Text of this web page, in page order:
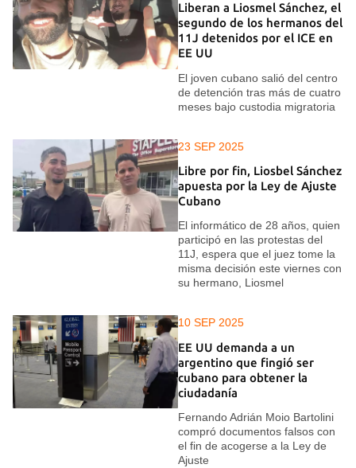
Liberan a Liosmel Sánchez, el
segundo de los hermanos del
11J detenidos por el ICE en
EE UU
El joven cubano salió del centro
de detención tras más de cuatro
meses bajo custodia migratoria
23 SEP 2025
Libre por fin, Liosbel Sánchez
apuesta por la Ley de Ajuste
Cubano
El informático de 28 años, quien
participó en las protestas del
11J, espera que el juez tome la
misma decisión este viernes con
su hermano, Liosmel
10 SEP 2025
EE UU demanda a un
argentino que fingió ser
cubano para obtener la
ciudadanía
Fernando Adrián Moio Bartolini
compró documentos falsos con
el fin de acogerse a la Ley de
Ajuste